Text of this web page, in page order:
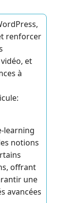
renforcer
et
à
learning
notions
offrant
une
avancées